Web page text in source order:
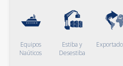
Equipos
Naúticos
Estiba y
Desestiba